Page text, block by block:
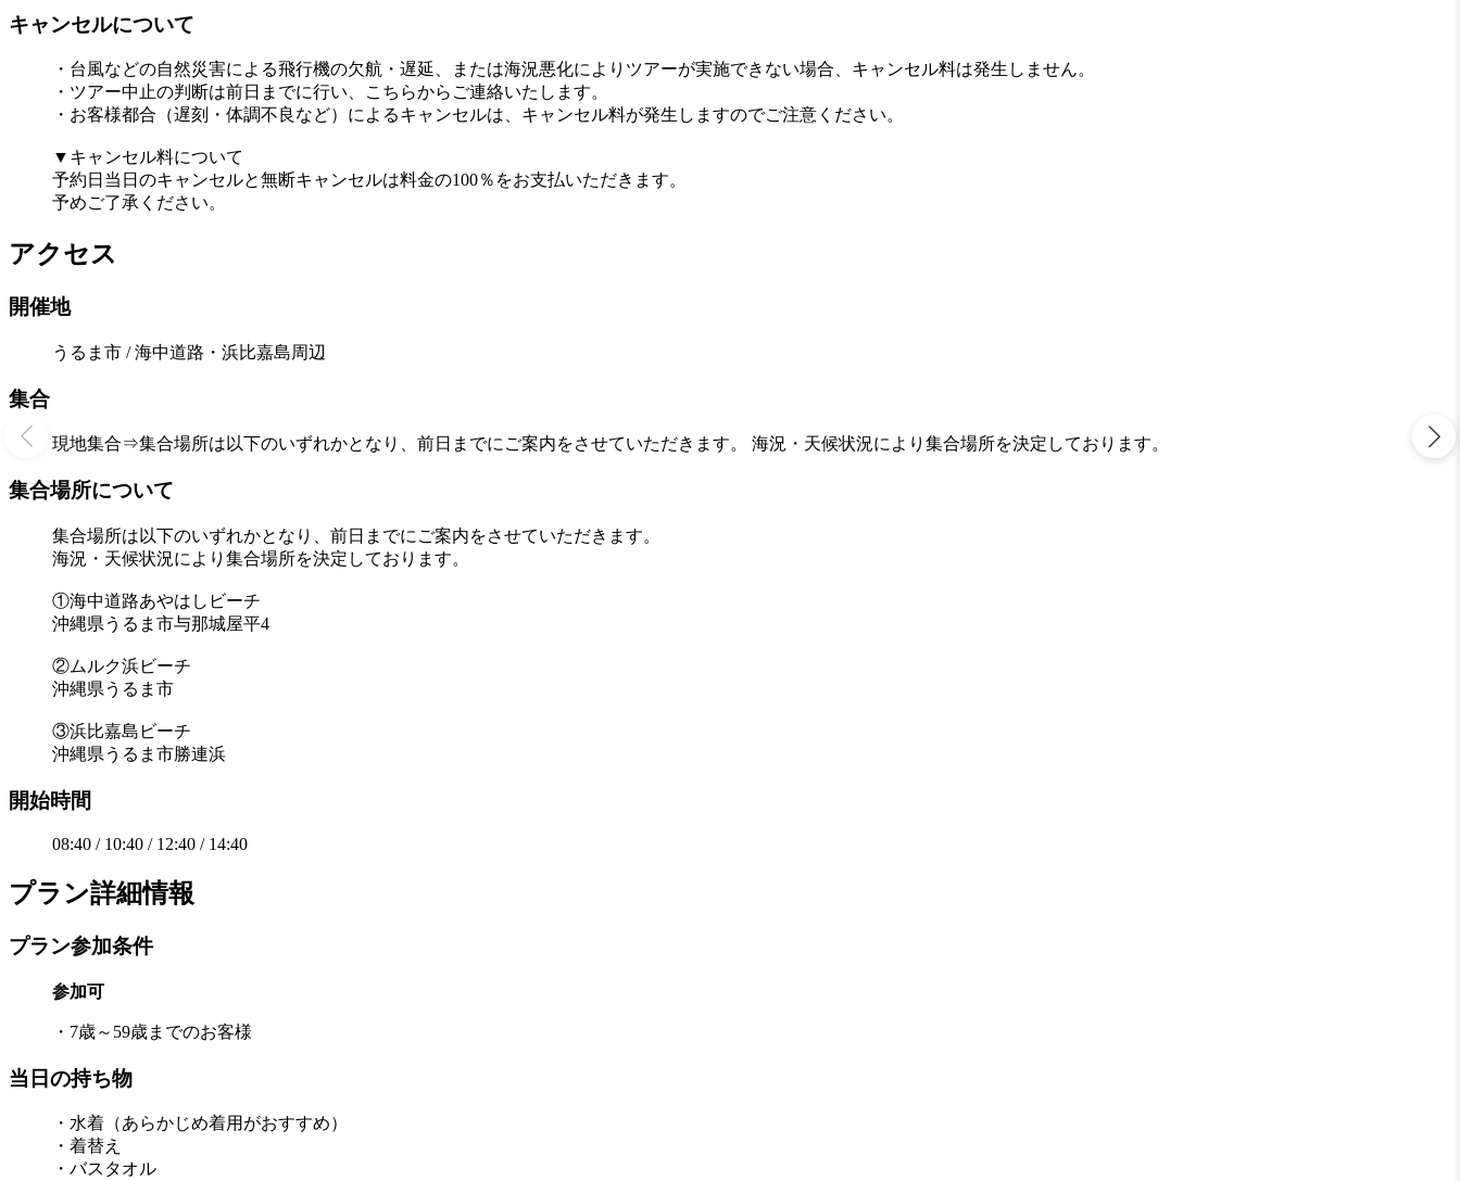
キャンセルについて
・台風などの自然災害による飛行機の欠航・遅延、または海況悪化によりツアーが実施できない場合、キャンセル料は発生しません。
・ツアー中止の判断は前日までに行い、こちらからご連絡いたします。
・お客様都合（遅刻・体調不良など）によるキャンセルは、キャンセル料が発生しますのでご注意ください。
▼キャンセル料について
予約日当日のキャンセルと無断キャンセルは料金の100％をお支払いただきます。
予めご了承ください。
アクセス
開催地
うるま市 / 海中道路・浜比嘉島周辺
集合
現地集合⇒集合場所は以下のいずれかとなり、前日までにご案内をさせていただきます。 海況・天候状況により集合場所を決定しております。
集合場所について
集合場所は以下のいずれかとなり、前日までにご案内をさせていただきます。
海況・天候状況により集合場所を決定しております。
①海中道路あやはしビーチ
沖縄県うるま市与那城屋平4
②ムルク浜ビーチ
沖縄県うるま市
③浜比嘉島ビーチ
沖縄県うるま市勝連浜
開始時間
08:40 / 10:40 / 12:40 / 14:40
プラン詳細情報
プラン参加条件
参加可
・7歳～59歳までのお客様
当日の持ち物
・水着（あらかじめ着用がおすすめ）
・着替え
・バスタオル